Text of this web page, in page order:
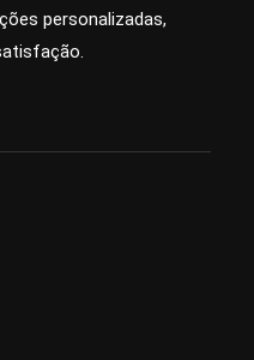
personalizadas,